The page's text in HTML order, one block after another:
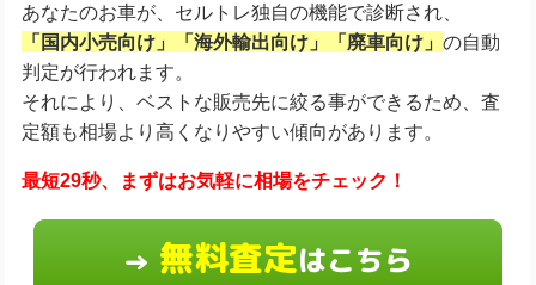
あなたのお車が、セルトレ独自の機能で診断され、
「国内小売向け」「海外輸出向け」「廃車向け」 の自動
判定が行われます。
それにより、ベストな販売先に絞る事ができるため、査
定額も相場より高くなりやすい傾向があります。
最短29秒、まずはお気軽に相場をチェック！
→ 無料査定はこちら